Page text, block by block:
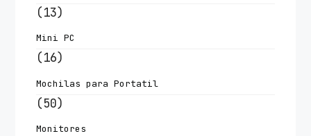
(13)
Mini PC
(16)
Mochilas para Portatil
(50)
Monitores